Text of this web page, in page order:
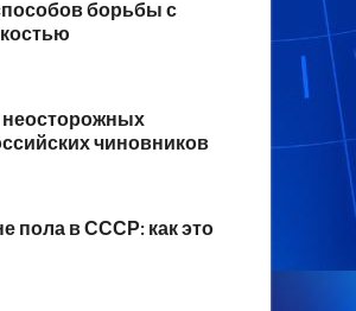
борьбы с
неосторожных
чиновников
пола в СССР: как это